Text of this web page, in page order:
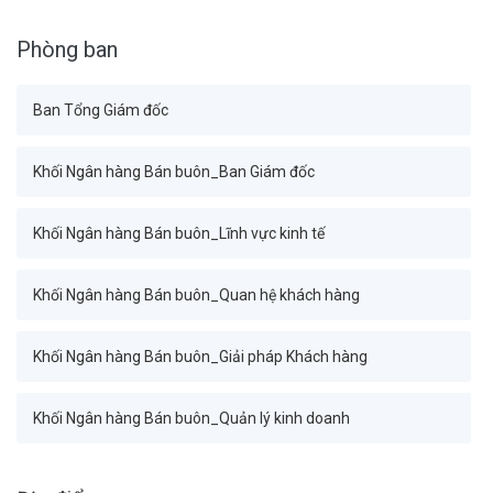
Phòng ban
Ban Tổng Giám đốc
Khối Ngân hàng Bán buôn_Ban Giám đốc
Khối Ngân hàng Bán buôn_Lĩnh vực kinh tế
Khối Ngân hàng Bán buôn_Quan hệ khách hàng
Khối Ngân hàng Bán buôn_Giải pháp Khách hàng
Khối Ngân hàng Bán buôn_Quản lý kinh doanh